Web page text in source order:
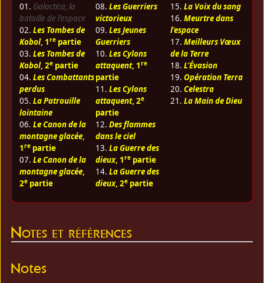
01. Galactica, la
bataille de l'espace
02. Les Tombes de
Kobol, 1repartie
03. Les Tombes de
Kobol, 2epartie
04. Les Combattants
perdus
05. La Patrouille
lointaine
06. Le Canon de la
montagne glacée,
1repartie
07. Le Canon de la
montagne glacée,
2epartie
08. Les Guerriers
victorieux
09. Les Jeunes
Guerriers
10. Les Cylons
attaquent, 1re
partie
11. Les Cylons
attaquent, 2e
partie
12. Des flammes
dans le ciel
13. La Guerre des
dieux, 1repartie
14. La Guerre des
dieux, 2epartie
15. La Voix du sang
16. Meurtre dans
l'espace
17. Meilleurs Vœux
de la Terre
18. L'Évasion
19. Opération Terra
20. Celestra
21. La Main de Dieu
Notes et références
Notes